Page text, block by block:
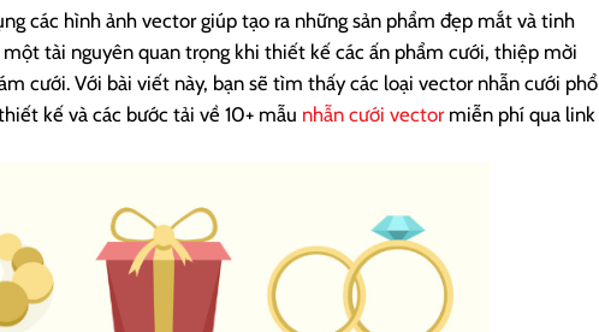
các hình ảnh vector giúp tạo ra những sản phẩm đẹp mắt và tinh
tài nguyên quan trọng khi thiết kế các ấn phẩm cưới, thiệp mời
cưới. Với bài viết này, bạn sẽ tìm thấy các loại vector nhẫn cưới phổ
kế và các bước tải về 10+ mẫu nhẫn cưới vectormiễn phí qua link